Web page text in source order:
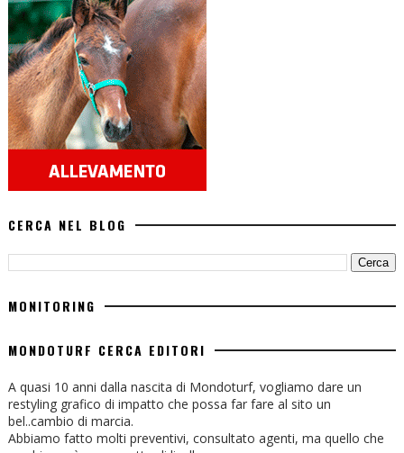
CERCA NEL BLOG
MONITORING
MONDOTURF CERCA EDITORI
A quasi 10 anni dalla nascita di Mondoturf, vogliamo dare un
restyling grafico di impatto che possa far fare al sito un
bel..cambio di marcia.
Abbiamo fatto molti preventivi, consultato agenti, ma quello che